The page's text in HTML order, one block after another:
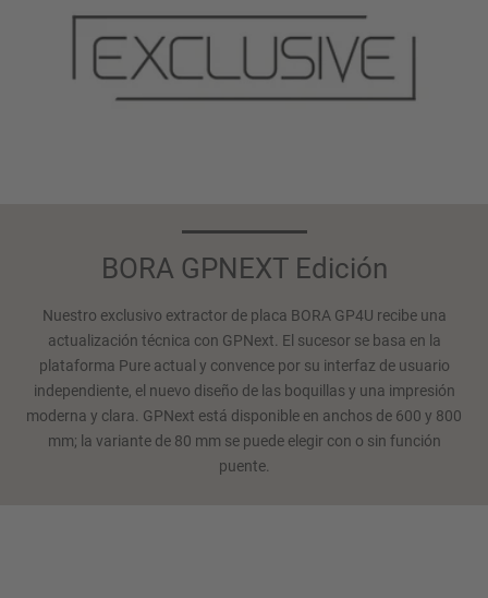
BORA GPNEXT Edición
Nuestro exclusivo extractor de placa BORA GP4U recibe una
actualización técnica con GPNext. El sucesor se basa en la
plataforma Pure actual y convence por su interfaz de usuario
independiente, el nuevo diseño de las boquillas y una impresión
moderna y clara. GPNext está disponible en anchos de 600 y 800
mm; la variante de 80 mm se puede elegir con o sin función
puente.